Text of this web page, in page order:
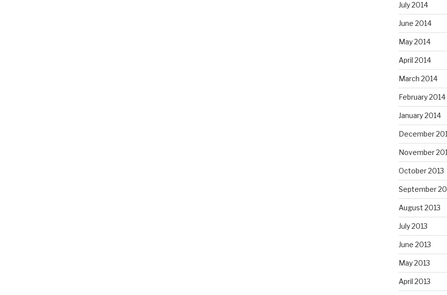
July 2014
June 2014
May 2014
April 2014
March 2014
February 2014
January 2014
December
November
October 2013
September
August 2013
July 2013
June 2013
May 2013
April 2013